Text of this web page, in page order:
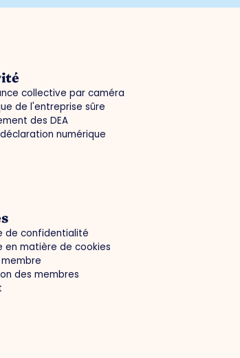
collective par caméra
de l'entreprise sûre
des DEA
numérique
de confidentialité
en matière de cookies
des membres